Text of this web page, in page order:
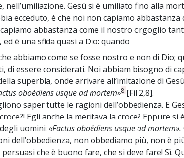
nell’umiliazione. Gesù si è umiliato fino alla
ecceduto, è che noi non capiamo abbastanza
abbastanza come il nostro orgoglio
è una sfida quasi a Dio: quando
abbiamo come se fosse nostro e non di Dio;
di essere considerati. Noi abbiam bisogno di
superbia, onde arrivare all’imitazione di
oboédiens usque ad mortem»8[Fil 2,8].
saper tutte le ragioni dell’obbedienza. E
Egli anche la meritava la croce? Eppure si
uomini: «Factus oboédiens usque ad mortem».
dell’obbedienza, non obbediamo più, non è
che è buono fare, che si deve fare! Sì.